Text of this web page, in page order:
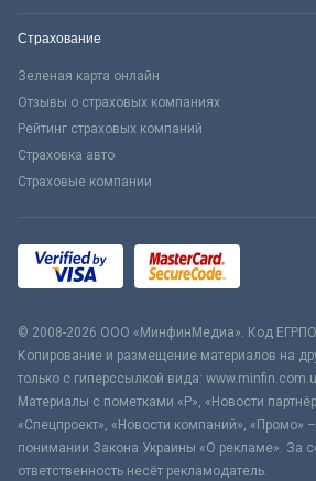
Страхование
Зеленая карта онлайн
Отзывы о страховых компаниях
Рейтинг страховых компаний
Страховка авто
Страховые компании
© 2008-2026 ООО «МинфинМедиа». Код
Копирование и размещение материалов на
только с гиперссылкой вида:
Материалы с пометками «Р», «Новости
«Спецпроект», «Новости компаний», «Промо»
понимании Закона Украины «О рекламе». За
ответственность несёт рекламодатель.